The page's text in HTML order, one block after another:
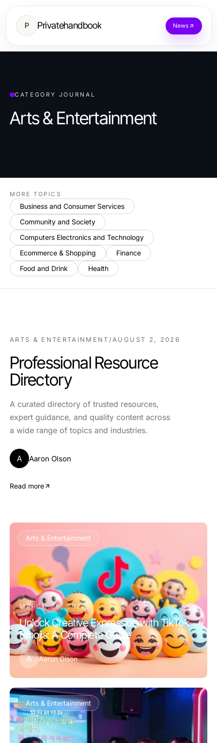
P Privatehandbook News
CATEGORY JOURNAL
Arts & Entertainment
MORE TOPICS
Business and Consumer Services
Community and Society
Computers Electronics and Technology
Ecommerce & Shopping
Finance
Food and Drink
Health
ARTS & ENTERTAINMENT /AUGUST 2, 2026
Professional Resource
Directory
A curated directory of trusted resources,
expert guidance, and quality content across
a wide range of topics and industries.
A Aaron Olson
Read more
Arts & Entertainment
MARCH 30, 2026
Unlock Creative Expression with TikTok
Emojis: A Complete Guide
A Aaron Olson
Arts & Entertainment